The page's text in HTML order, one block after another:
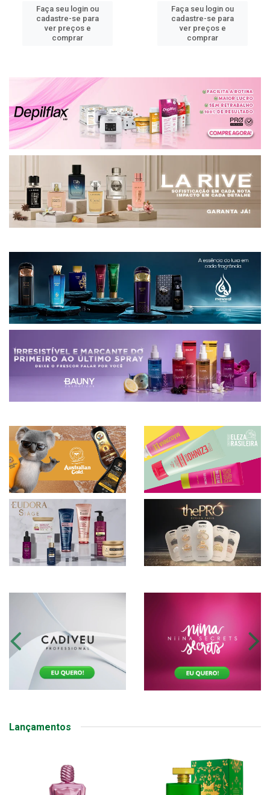
Faça seu login ou
cadastre-se para
ver preços e
comprar
Faça seu login ou
cadastre-se para
ver preços e
comprar
Lançamentos